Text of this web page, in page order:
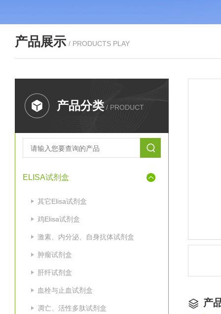
产品展示 / PRODUCTS PLAY
产品分类 / PRODUCT
ELISA试剂盒
其它Elisa试剂盒
鸡Elisa试剂盒
激素、内分泌、自身抗体试剂盒
肿瘤试剂盒
肝纤试剂盒
血栓与止血试剂盒
凋亡、活性多肽试剂盒 产